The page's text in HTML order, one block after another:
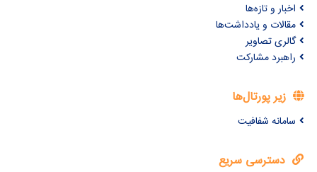
اخبار و تازه‌ها
مقالات و یادداشت‌ها
گالری تصاویر
راهبرد مشارکت
زیر پورتال‌ها
سامانه شفافیت
دسترسی سریع